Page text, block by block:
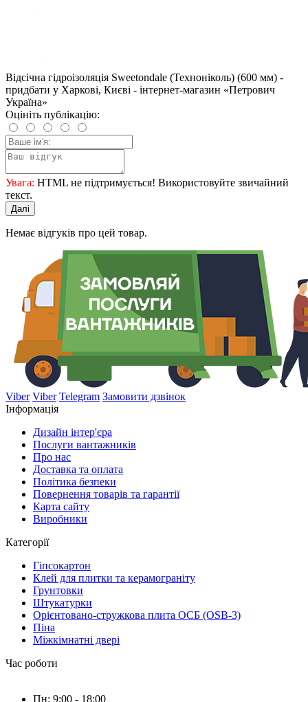
Відсічна гідроізоляція Sweetondale (Техноніколь) (600 мм) -
придбати у Харкові, Києві - інтернет-магазин «Петрович
Україна»
Оцініть публікацію:
Увага: HTML не підтримується! Використовуйте звичайний
текст.
Далі
Немає відгуків про цей товар.
Viber Viber Telegram Замовити дзвінок
Інформація
Дизайн інтер'єра
Послуги вантажників
Про нас
Доставка та оплата
Політика безпеки
Повернення товарів та гарантії
Карта сайту
Виробники
Категорії
Гіпсокартон
Клей для плитки та керамограніту
Грунтовки
Штукатурки
Орієнтовано-стружкова плита ОСБ (OSB-3)
Піна
Міжкімнатні двері
Час роботи
Пн: 9:00 - 18:00